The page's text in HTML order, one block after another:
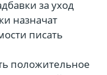
за уход
назначат
писать
положительное